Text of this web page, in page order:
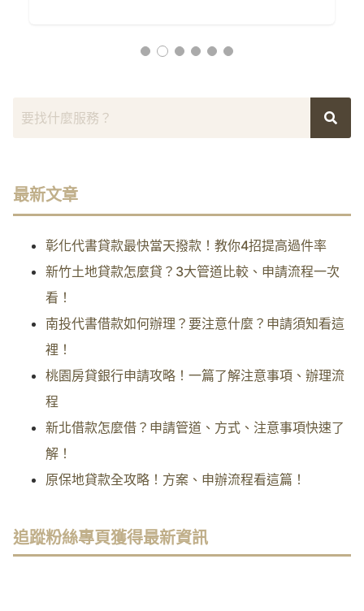
最新文章
彰化代書貸款最快當天撥款！教你4招提高過件率
新竹土地貸款怎麼貸？3大管道比較、申請流程一次
看！
南投代書借款如何辦理？要注意什麼？申請須知看這
裡！
桃園房貸銀行申請攻略！一篇了解注意事項、辦理流
程
新北借款怎麼借？申請管道、方式、注意事項快速了
解！
原保地貸款全攻略！方案、申辦流程看這篇！
追蹤粉絲專頁獲得最新資訊